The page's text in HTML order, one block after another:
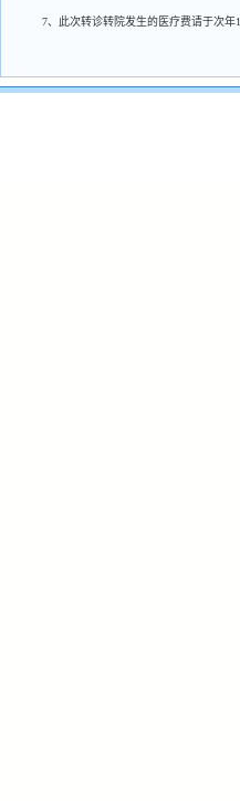
7、此次转诊转院发生的医疗费请于次年1